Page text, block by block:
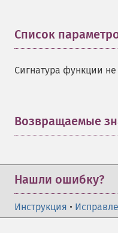
Список
Сигнатура функции
Возвращаемые
Нашли ошибку?
Инструкция •